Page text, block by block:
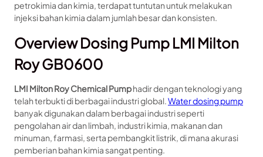
petrokimia dan kimia, terdapat tuntutan untuk melakukan
injeksi bahan kimia dalam jumlah besar dan konsisten.
Overview Dosing Pump LMI Milton
Roy GB0600
LMI Milton Roy Chemical Pumphadir dengan teknologi yang
telah terbukti di berbagai industri global.Water dosing pump
banyak digunakan dalam berbagai industri seperti
pengolahan air dan limbah, industri kimia, makanan dan
minuman, farmasi, serta pembangkit listrik, di mana akurasi
pemberian bahan kimia sangat penting.